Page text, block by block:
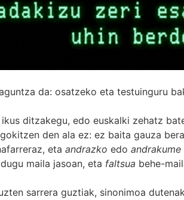
da: osatzeko eta testuinguru
ditzakegu, edo euskalki zehatz
den ala ez: ez baita gauza
eta andrazko edo andrakume
maila jasoan, eta faltsua behe-
sarrera guztiak, sinonimoa